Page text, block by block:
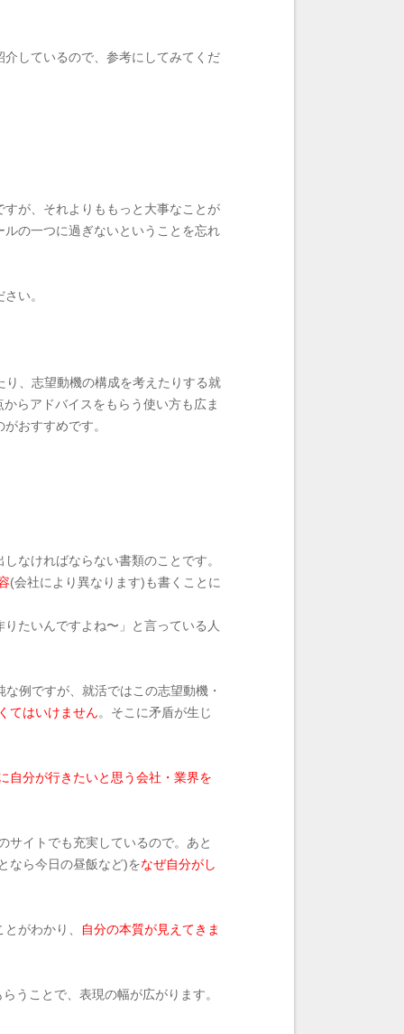
しているので、参考にしてみてくだ
が、それよりももっと大事なことが
の一つに過ぎないということを忘れ
い。
、志望動機の構成を考えたりする就
らアドバイスをもらう使い方も広ま
おすすめです。
なければならない書類のことです。
(会社により異なります)も書くことに
たいんですよね〜」と言っている人
例ですが、就活ではこの志望動機・
てはいけません。そこに矛盾が生じ
自分が行きたいと思う会社・業界を
サイトでも充実しているので。あと
なら今日の昼飯など)をなぜ自分がし
がわかり、 自分の本質が見えてきま
うことで、表現の幅が広がります。